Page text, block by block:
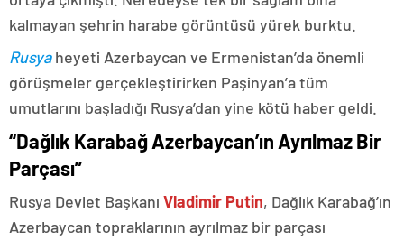
kalmayan şehrin harabe görüntüsü yürek burktu.
Rusyaheyeti Azerbaycan ve Ermenistan’da önemli
görüşmeler gerçekleştirirken Paşinyan’a tüm
umutlarını başladığı Rusya’dan yine kötü haber geldi.
“Dağlık Karabağ Azerbaycan’ın Ayrılmaz Bir
Parçası”
Rusya Devlet Başkanı Vladimir Putin, Dağlık Karabağ’ın
Azerbaycan topraklarının ayrılmaz bir parçası